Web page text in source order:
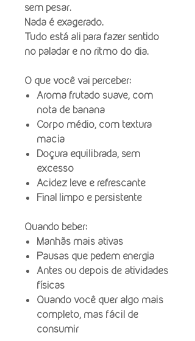
sem pesar.
Nada é exagerado.
Tudo está ali para fazer sentido
no paladar e no ritmo do dia.
O que você vai perceber:
Aroma frutado suave, com
nota de banana
Corpo médio, com textura
macia
Doçura equilibrada, sem
excesso
Acidez leve e refrescante
Final limpo e persistente
Quando beber:
Manhãs mais ativas
Pausas que pedem energia
Antes ou depois de atividades
físicas
Quando você quer algo mais
completo, mas fácil de
consumir